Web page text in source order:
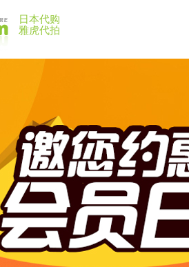
日本代购
雅虎代拍